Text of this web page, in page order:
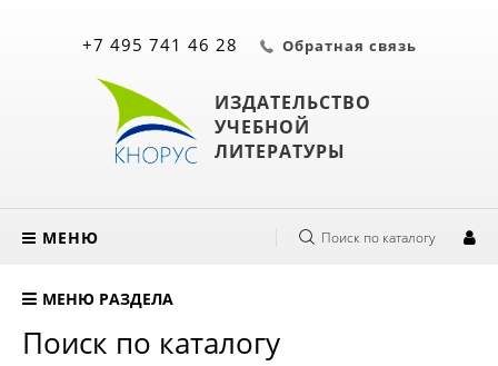
ИЗДАТЕЛЬСТВО
УЧЕБНОЙ
ЛИТЕРАТУРЫ
+7 495 741 46 28 Обратная связь
МЕНЮ Поиск по каталогу
МЕНЮ РАЗДЕЛА
Поиск по каталогу